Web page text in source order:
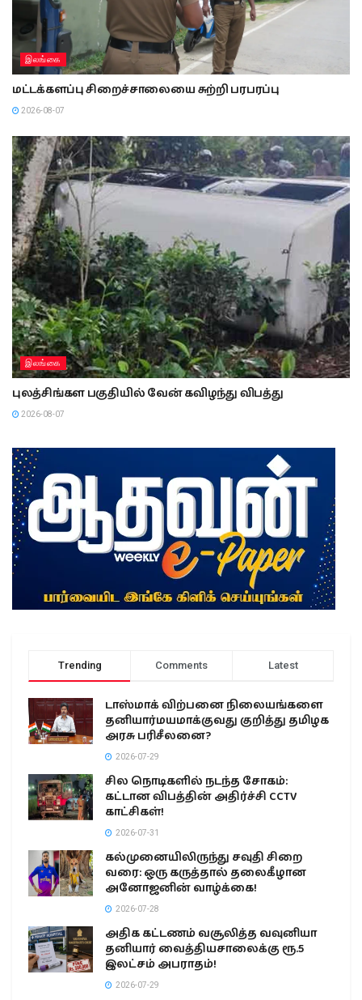
இலங்கை
மட்டக்களப்பு சிறைச்சாலையை சுற்றி பரபரப்பு
2026-08-07
இலங்கை
புலத்சிங்கள பகுதியில் வேன் கவிழந்து விபத்து
2026-08-07
Trending Comments Latest
டாஸ்மாக் விற்பனை நிலையங்களை
தனியார்மயமாக்குவது குறித்து தமிழக
அரசு பரிசீலனை?
2026-07-29
சில நொடிகளில் நடந்த சோகம்:
கட்டான விபத்தின் அதிர்ச்சி CCTV
காட்சிகள்!
2026-07-31
கல்முனையிலிருந்து சவுதி சிறை
வரை: ஒரு கருத்தால் தலைகீழான
அனோஜனின் வாழ்க்கை!
2026-07-28
அதிக கட்டணம் வசூலித்த வவுனியா
தனியார் வைத்தியசாலைக்கு ரூ.5
இலட்சம் அபராதம்!
2026-07-29